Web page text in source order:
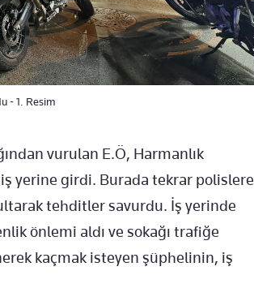
- 1. Resim
vurulan E.Ö, Harmanlık
yerine girdi. Burada tekrar polislere
tehditler savurdu. İş yerinde
önlemi aldı ve sokağı trafiğe
kaçmak isteyen şüphelinin, iş